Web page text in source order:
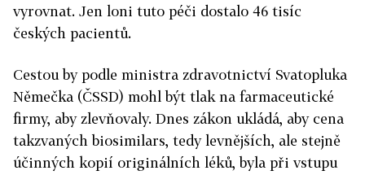
vyrovnat. Jen loni tuto péči dostalo 46 tisíc
českých pacientů.
Cestou by podle ministra zdravotnictví Svatopluka
Němečka (ČSSD) mohl být tlak na farmaceutické
firmy, aby zlevňovaly. Dnes zákon ukládá, aby cena
takzvaných biosimilars, tedy levnějších, ale stejně
účinných kopií originálních léků, byla při vstupu